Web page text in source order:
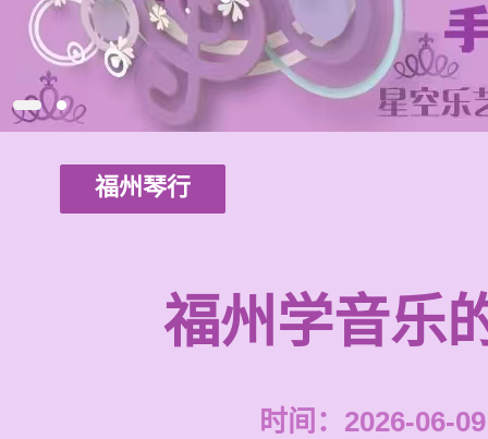
福州琴行
福州学音乐
时间：2026-06-